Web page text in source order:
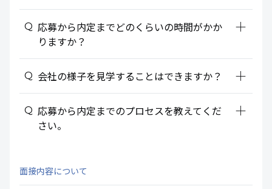
応募から内定までどのくらいの時間がかか
りますか？
add_2
会社の様子を見学することはできますか？ add_2
応募から内定までのプロセスを教えてくだ
さい。
add_2
面接内容について